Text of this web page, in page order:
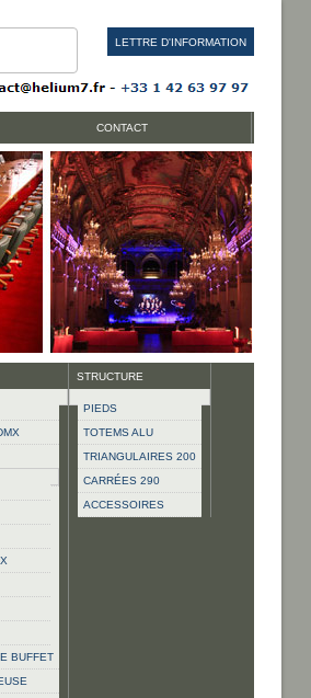
LETTRE D'INFORMATION
CONTACT
BUFFET
STRUCTURE
PIEDS
TOTEMS ALU
TRIANGULAIRES 200
CARRÉES 290
ACCESSOIRES